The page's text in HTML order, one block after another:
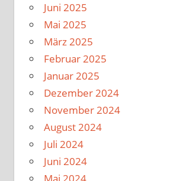
Juni 2025
Mai 2025
März 2025
Februar 2025
Januar 2025
Dezember 2024
November 2024
August 2024
Juli 2024
Juni 2024